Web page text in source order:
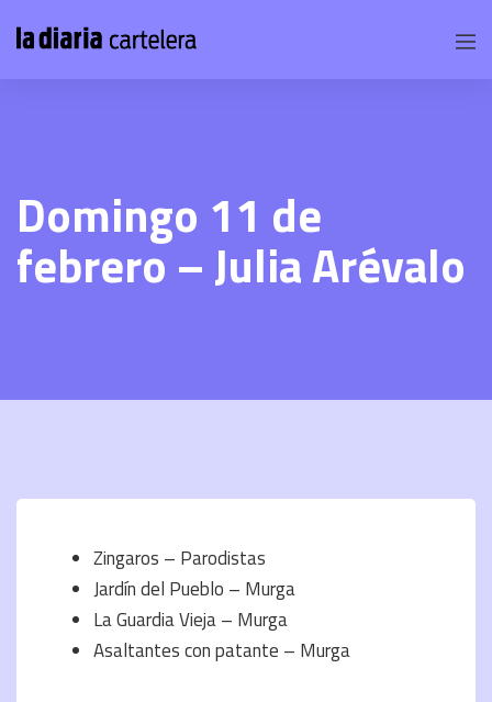
Domingo 11 de
febrero – Julia Arévalo
Zingaros – Parodistas
Jardín del Pueblo – Murga
La Guardia Vieja – Murga
Asaltantes con patante – Murga